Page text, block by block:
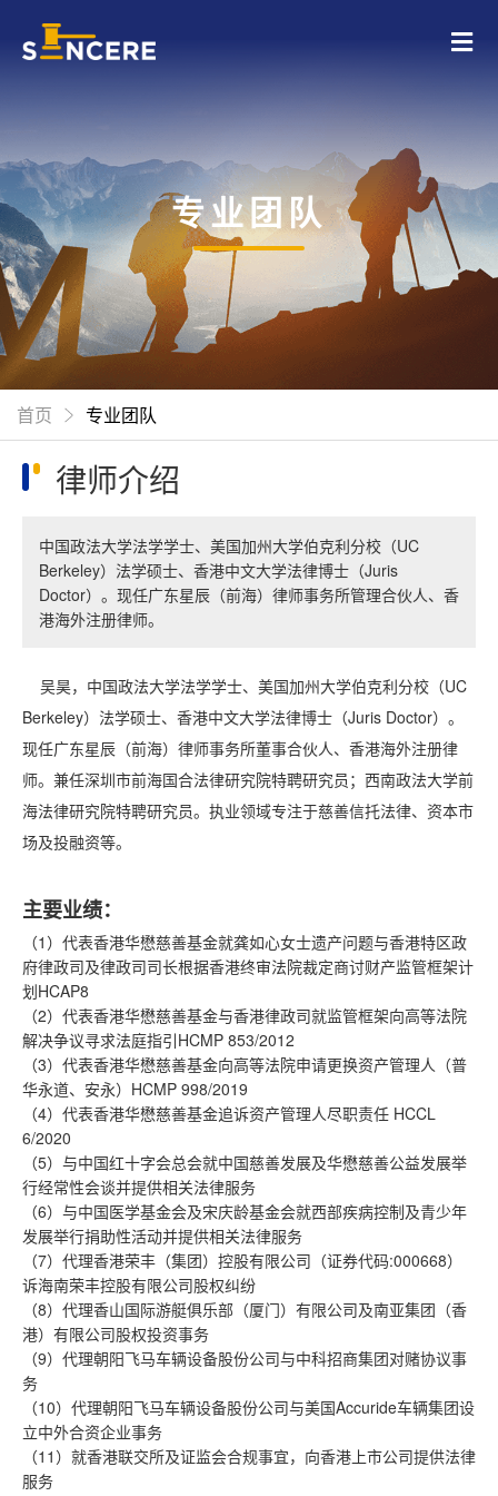
专业团队
首页 专业团队
律师介绍
中国政法大学法学学士、美国加州大学伯克利分校（UC
Berkeley）法学硕士、香港中文大学法律博士（Juris
Doctor）。现任广东星辰（前海）律师事务所管理合伙人、香
港海外注册律师。
吴昊，中国政法大学法学学士、美国加州大学伯克利分校（UC
Berkeley）法学硕士、香港中文大学法律博士（Juris Doctor）。
现任广东星辰（前海）律师事务所董事合伙人、香港海外注册律
师。兼任深圳市前海国合法律研究院特聘研究员；西南政法大学前
海法律研究院特聘研究员。执业领域专注于慈善信托法律、资本市
场及投融资等。
主要业绩：
（1）代表香港华懋慈善基金就龚如心女士遗产问题与香港特区政
府律政司及律政司司长根据香港终审法院裁定商讨财产监管框架计
划HCAP8
（2）代表香港华懋慈善基金与香港律政司就监管框架向高等法院
解决争议寻求法庭指引HCMP 853/2012
（3）代表香港华懋慈善基金向高等法院申请更换资产管理人（普
华永道、安永）HCMP 998/2019
（4）代表香港华懋慈善基金追诉资产管理人尽职责任 HCCL
6/2020
（5）与中国红十字会总会就中国慈善发展及华懋慈善公益发展举
行经常性会谈并提供相关法律服务
（6）与中国医学基金会及宋庆龄基金会就西部疾病控制及青少年
发展举行捐助性活动并提供相关法律服务
（7）代理香港荣丰（集团）控股有限公司（证券代码:000668）
诉海南荣丰控股有限公司股权纠纷
（8）代理香山国际游艇俱乐部（厦门）有限公司及南亚集团（香
港）有限公司股权投资事务
（9）代理朝阳飞马车辆设备股份公司与中科招商集团对赌协议事
务
（10）代理朝阳飞马车辆设备股份公司与美国Accuride车辆集团设
立中外合资企业事务
（11）就香港联交所及证监会合规事宜，向香港上市公司提供法律
服务